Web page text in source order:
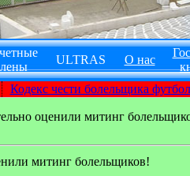
ULTRAS О нас
Кодекс чести болельщика
оценили митинг
митинг болельщиков!